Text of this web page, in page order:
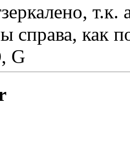
т.к.
справа, как
G